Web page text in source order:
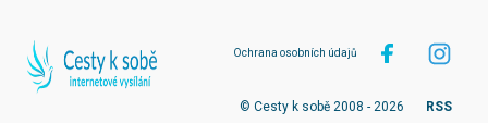
Ochrana osobních údajů
© Cesty k sobě 2008 - 2026 RSS